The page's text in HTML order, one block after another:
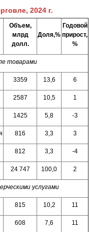
2024 г.
Объем,
млрд
долл.
Доля,%
Годовой
прирост,
%
товарами
3359 13,6 6
2587 10,5 1
1425 5,8 -3
816 3,3 3
812 3,3 -4
24 747 100,0 2
услугами
815 10,2 11
608 7,6 11